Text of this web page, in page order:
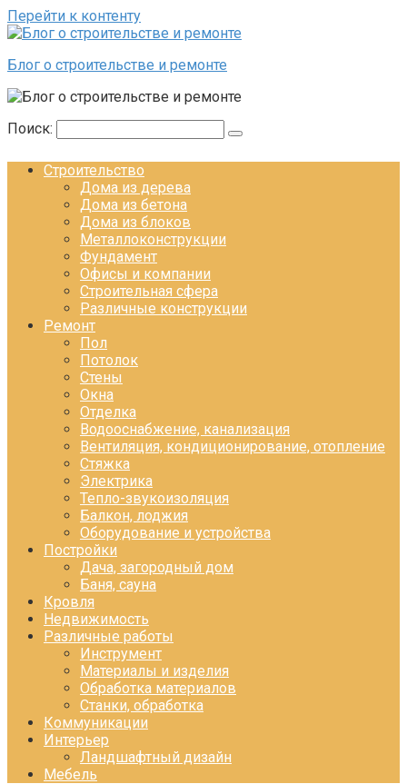
Перейти к контенту
Блог о строительстве и ремонте
Поиск:
Строительство
Дома из дерева
Дома из бетона
Дома из блоков
Металлоконструкции
Фундамент
Офисы и компании
Строительная сфера
Различные конструкции
Ремонт
Пол
Потолок
Стены
Окна
Отделка
Водооснабжение, канализация
Вентиляция, кондиционирование, отопление
Стяжка
Электрика
Тепло-звукоизоляция
Балкон, лоджия
Оборудование и устройства
Постройки
Дача, загородный дом
Баня, сауна
Кровля
Недвижимость
Различные работы
Инструмент
Материалы и изделия
Обработка материалов
Станки, обработка
Коммуникации
Интерьер
Ландшафтный дизайн
Мебель